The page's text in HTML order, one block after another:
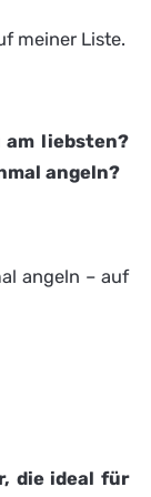
meiner Liste.
am liebsten?
angeln?
angeln – auf
die ideal für